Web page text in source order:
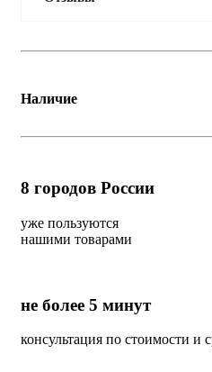
Наличие
8 городов России
уже пользуются
нашими товарами
не более 5 минут
консультация по стоимости и